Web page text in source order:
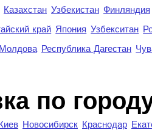
Казахстан Узбекистан Финляндия
край Япония Узбекситан
Молдова Республика Дагестан
по
Новосибирск Краснодар